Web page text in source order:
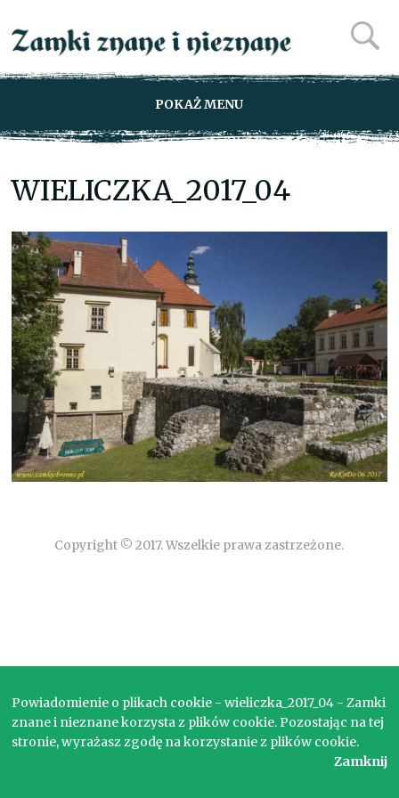
POKAŻ MENU
WIELICZKA_2017_04
Copyright © 2017. Wszelkie prawa zastrzeżone.
Powiadomienie o plikach cookie - wieliczka_2017_04 - Zamki
znane i nieznane korzysta z plików cookie. Pozostając na tej
stronie, wyrażasz zgodę na korzystanie z plików cookie.
Zamknij